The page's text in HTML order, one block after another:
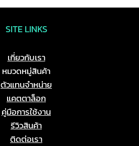
SITE LINKS
เกี่ยวกับเรา
หมวดหมู่สินค้า
ตัวแทนจำหน่าย
แคตตาล็อก
คู่มือการใช้งาน
รีวิวสินค้า
ติดต่อเรา